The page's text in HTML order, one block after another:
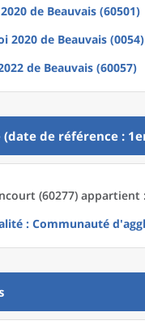
de Beauvais (60501)
2020 de Beauvais (0054)
de Beauvais (60057)
de référence :
(60277) appartient :
: Communauté